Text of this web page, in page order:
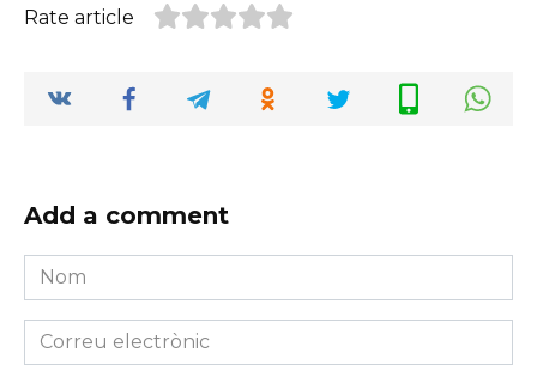
Rate article
Add a comment
Nom
*
Correu
electrònic